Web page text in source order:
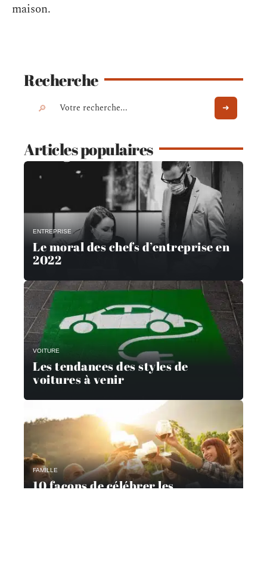
maison.
Recherche
Articles populaires
ENTREPRISE
Le moral des chefs d’entreprise en
2022
VOITURE
Les tendances des styles de
voitures à venir
FAMILLE
10 façons de célébrer les